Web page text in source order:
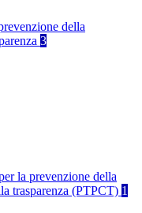
della
3
la prevenzione della
trasparenza (PTPCT) 1